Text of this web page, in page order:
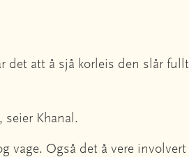
det att å sjå korleis den slår fullt
Khanal.
vage. Også det å vere involvert